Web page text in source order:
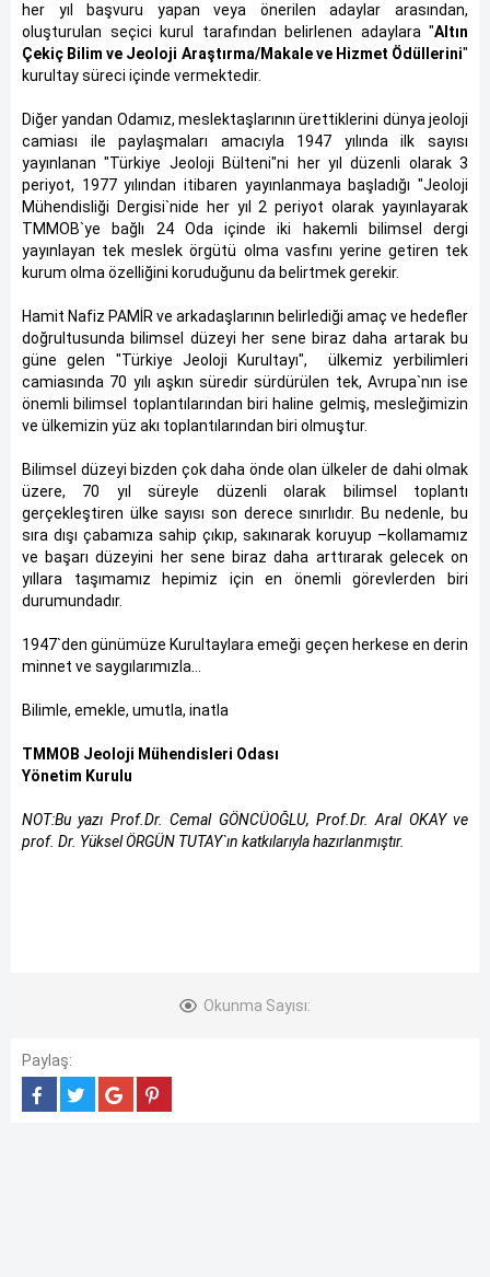
her yıl başvuru yapan veya önerilen adaylar arasından,
oluşturulan seçici kurul tarafından belirlenen adaylara "Altın
Çekiç Bilim ve Jeoloji Araştırma/Makale ve Hizmet Ödüllerini"
kurultay süreci içinde vermektedir.
Diğer yandan Odamız, meslektaşlarının ürettiklerini dünya jeoloji
camiası ile paylaşmaları amacıyla 1947 yılında ilk sayısı
yayınlanan "Türkiye Jeoloji Bülteni"ni her yıl düzenli olarak 3
periyot, 1977 yılından itibaren yayınlanmaya başladığı "Jeoloji
Mühendisliği Dergisi`nide her yıl 2 periyot olarak yayınlayarak
TMMOB`ye bağlı 24 Oda içinde iki hakemli bilimsel dergi
yayınlayan tek meslek örgütü olma vasfını yerine getiren tek
kurum olma özelliğini koruduğunu da belirtmek gerekir.
Hamit Nafiz PAMİR ve arkadaşlarının belirlediği amaç ve hedefler
doğrultusunda bilimsel düzeyi her sene biraz daha artarak bu
güne gelen "Türkiye Jeoloji Kurultayı", ülkemiz yerbilimleri
camiasında 70 yılı aşkın süredir sürdürülen tek, Avrupa`nın ise
önemli bilimsel toplantılarından biri haline gelmiş, mesleğimizin
ve ülkemizin yüz akı toplantılarından biri olmuştur.
Bilimsel düzeyi bizden çok daha önde olan ülkeler de dahi olmak
üzere, 70 yıl süreyle düzenli olarak bilimsel toplantı
gerçekleştiren ülke sayısı son derece sınırlıdır. Bu nedenle, bu
sıra dışı çabamıza sahip çıkıp, sakınarak koruyup –kollamamız
ve başarı düzeyini her sene biraz daha arttırarak gelecek on
yıllara taşımamız hepimiz için en önemli görevlerden biri
durumundadır.
1947`den günümüze Kurultaylara emeği geçen herkese en derin
minnet ve saygılarımızla…
Bilimle, emekle, umutla, inatla
TMMOB Jeoloji Mühendisleri Odası
Yönetim Kurulu
NOT:Bu yazı Prof.Dr. Cemal GÖNCÜOĞLU, Prof.Dr. Aral OKAY ve
prof. Dr. Yüksel ÖRGÜN TUTAY`ın katkılarıyla hazırlanmıştır.
Okunma Sayısı:
Paylaş: